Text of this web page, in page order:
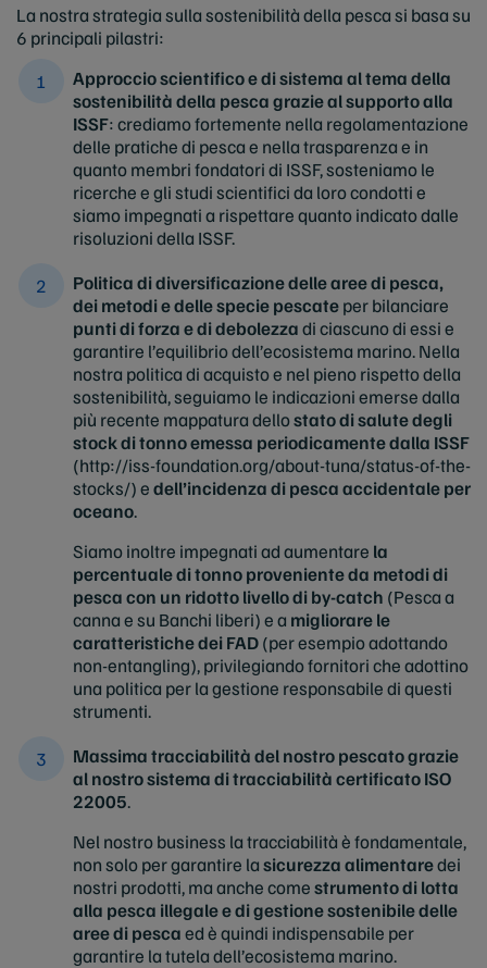
La nostra strategia sulla sostenibilità della pesca si basa su
6 principali pilastri:
Approccio scientifico e di sistema al tema della
sostenibilità della pesca grazie al supporto alla
ISSF: crediamo fortemente nella regolamentazione
delle pratiche di pesca e nella trasparenza e in
quanto membri fondatori di ISSF, sosteniamo le
ricerche e gli studi scientifici da loro condotti e
siamo impegnati a rispettare quanto indicato dalle
risoluzioni della ISSF.
Politica di diversificazione delle aree di pesca,
dei metodi e delle specie pescateper bilanciare
punti di forza e di debolezzadi ciascuno di essi e
garantire l’equilibrio dell’ecosistema marino. Nella
nostra politica di acquisto e nel pieno rispetto della
sostenibilità, seguiamo le indicazioni emerse dalla
più recente mappatura dellostato di salute degli
stock di tonno emessa periodicamente dalla ISSF
(http://iss-foundation.org/about-tuna/status-of-the-
stocks/) edell’incidenza di pesca accidentale per
oceano.
Siamo inoltre impegnati ad aumentare la
percentuale di tonno proveniente da metodi di
pesca con un ridotto livello di by-catch (Pesca a
canna e su Banchi liberi) e a migliorare le
caratteristiche dei FAD(per esempio adottando
non-entangling), privilegiando fornitori che adottino
una politica per la gestione responsabile di questi
strumenti.
Massima tracciabilità del nostro pescato grazie
al nostro sistema di tracciabilità certificato ISO
22005.
Nel nostro business la tracciabilità è fondamentale,
non solo per garantire lasicurezza alimentaredei
nostri prodotti, ma anche comestrumento di lotta
alla pesca illegale e di gestione sostenibile delle
aree di pescaed è quindi indispensabile per
garantire la tutela dell’ecosistema marino.